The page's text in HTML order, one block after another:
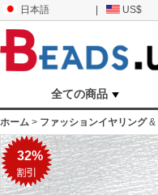
日本語 US$
全ての商品
ホーム > ファッションイヤリング&
32%